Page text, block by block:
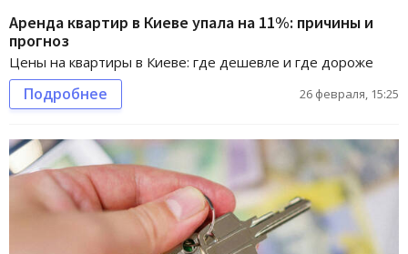
Аренда квартир в Киеве упала на 11%: причины и
прогноз
Цены на квартиры в Киеве: где дешевле и где дороже
Подробнее 26 февраля, 15:25